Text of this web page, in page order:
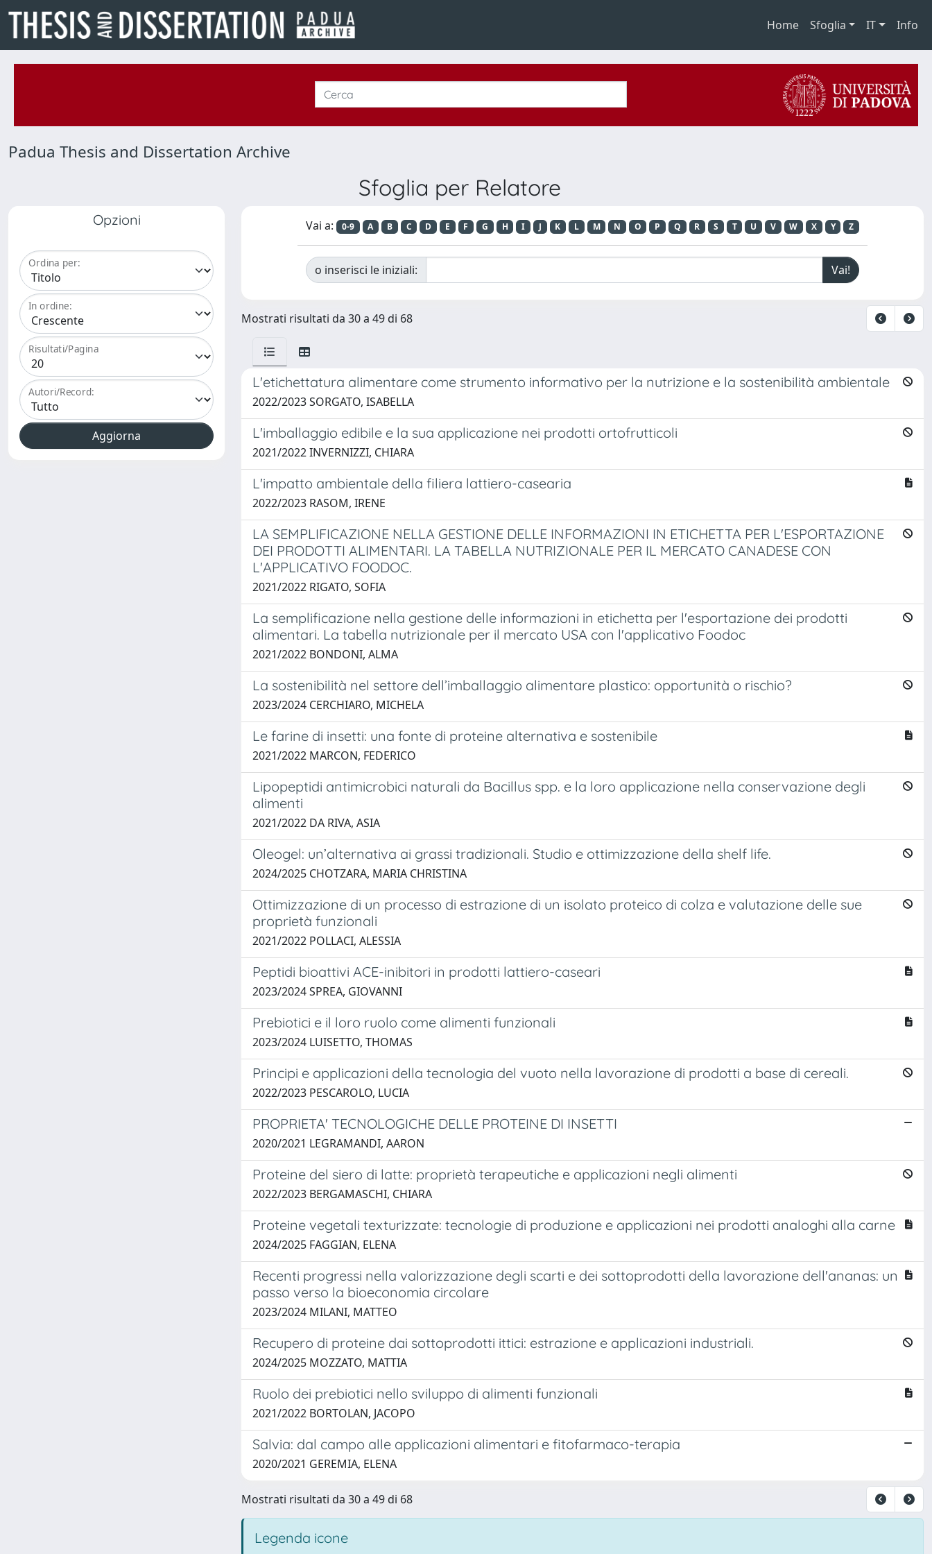
Home Sfoglia IT Info
Padua Thesis and Dissertation Archive
Sfoglia per Relatore
Opzioni
Ordina per:
In ordine:
Risultati/Pagina
Autori/Record:
Vai a: 0-9 A B C D E F G H I J K L M N O P Q R S T U V W X Y Z
o inserisci le iniziali:
Mostrati risultati da 30 a 49 di 68
L'etichettatura alimentare come strumento informativo per la nutrizione e la sostenibilità ambientale
2022/2023 SORGATO, ISABELLA
L'imballaggio edibile e la sua applicazione nei prodotti ortofrutticoli
2021/2022 INVERNIZZI, CHIARA
L'impatto ambientale della filiera lattiero-casearia
2022/2023 RASOM, IRENE
LA SEMPLIFICAZIONE NELLA GESTIONE DELLE INFORMAZIONI IN ETICHETTA PER L'ESPORTAZIONE
DEI PRODOTTI ALIMENTARI. LA TABELLA NUTRIZIONALE PER IL MERCATO CANADESE CON
L'APPLICATIVO FOODOC.
2021/2022 RIGATO, SOFIA
La semplificazione nella gestione delle informazioni in etichetta per l'esportazione dei prodotti
alimentari. La tabella nutrizionale per il mercato USA con l'applicativo Foodoc
2021/2022 BONDONI, ALMA
La sostenibilità nel settore dell’imballaggio alimentare plastico: opportunità o rischio?
2023/2024 CERCHIARO, MICHELA
Le farine di insetti: una fonte di proteine alternativa e sostenibile
2021/2022 MARCON, FEDERICO
Lipopeptidi antimicrobici naturali da Bacillus spp. e la loro applicazione nella conservazione degli
alimenti
2021/2022 DA RIVA, ASIA
Oleogel: un’alternativa ai grassi tradizionali. Studio e ottimizzazione della shelf life.
2024/2025 CHOTZARA, MARIA CHRISTINA
Ottimizzazione di un processo di estrazione di un isolato proteico di colza e valutazione delle sue
proprietà funzionali
2021/2022 POLLACI, ALESSIA
Peptidi bioattivi ACE-inibitori in prodotti lattiero-caseari
2023/2024 SPREA, GIOVANNI
Prebiotici e il loro ruolo come alimenti funzionali
2023/2024 LUISETTO, THOMAS
Principi e applicazioni della tecnologia del vuoto nella lavorazione di prodotti a base di cereali.
2022/2023 PESCAROLO, LUCIA
PROPRIETA' TECNOLOGICHE DELLE PROTEINE DI INSETTI
2020/2021 LEGRAMANDI, AARON
Proteine del siero di latte: proprietà terapeutiche e applicazioni negli alimenti
2022/2023 BERGAMASCHI, CHIARA
Proteine vegetali texturizzate: tecnologie di produzione e applicazioni nei prodotti analoghi alla carne
2024/2025 FAGGIAN, ELENA
Recenti progressi nella valorizzazione degli scarti e dei sottoprodotti della lavorazione dell'ananas: un
passo verso la bioeconomia circolare
2023/2024 MILANI, MATTEO
Recupero di proteine dai sottoprodotti ittici: estrazione e applicazioni industriali.
2024/2025 MOZZATO, MATTIA
Ruolo dei prebiotici nello sviluppo di alimenti funzionali
2021/2022 BORTOLAN, JACOPO
Salvia: dal campo alle applicazioni alimentari e fitofarmaco-terapia
2020/2021 GEREMIA, ELENA
Mostrati risultati da 30 a 49 di 68
Legenda icone